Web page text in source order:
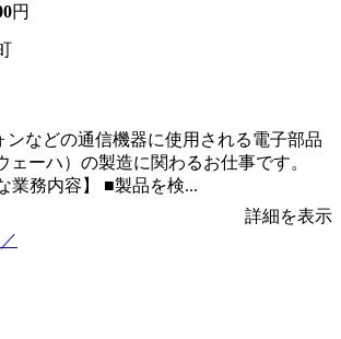
円
ンなどの通信機器に使用される電子部品
ェーハ）の製造に関わるお仕事です。
務内容】 ■製品を検...
詳細を表示